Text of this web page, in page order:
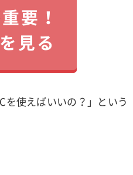
要！
見る
を使えばいいの？」という